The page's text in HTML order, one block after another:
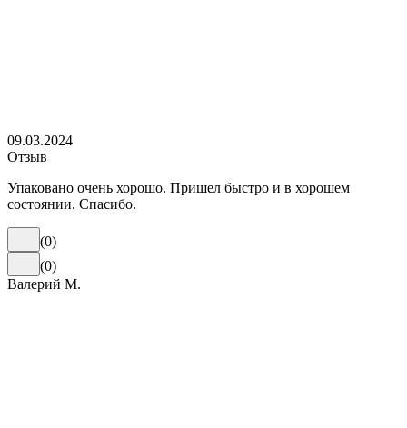
09.03.2024
Отзыв
Упаковано очень хорошо. Пришел быстро и в хорошем
состоянии. Спасибо.
(0)
(0)
Валерий М.